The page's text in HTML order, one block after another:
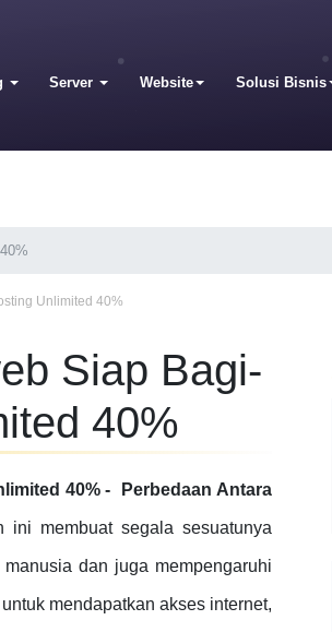
Server Website Solusi Bisnis
Unlimited 40%
Siap Bagi-
40%
40% - Perbedaan Antara
membuat segala sesuatunya
dan juga mempengaruhi
mendapatkan akses internet,